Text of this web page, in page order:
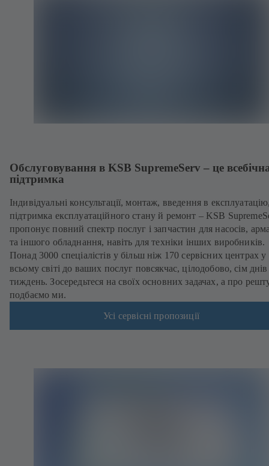
Обслуговування в KSB SupremeServ – це
підтримка
Індивідуальні консультації, монтаж, введення в
підтримка експлуатаційного стану й ремонт – KSB
пропонує повний спектр послуг і запчастин для насосів,
та іншого обладнання, навіть для техніки інших виробників.
Понад 3000 спеціалістів у більш ніж 170 сервісних центрах у
всьому світі до ваших послуг повсякчас, цілодобово, сім
тиждень. Зосередьтеся на своїх основних задачах, а про
подбаємо ми.
Усі сервісні пропозиції